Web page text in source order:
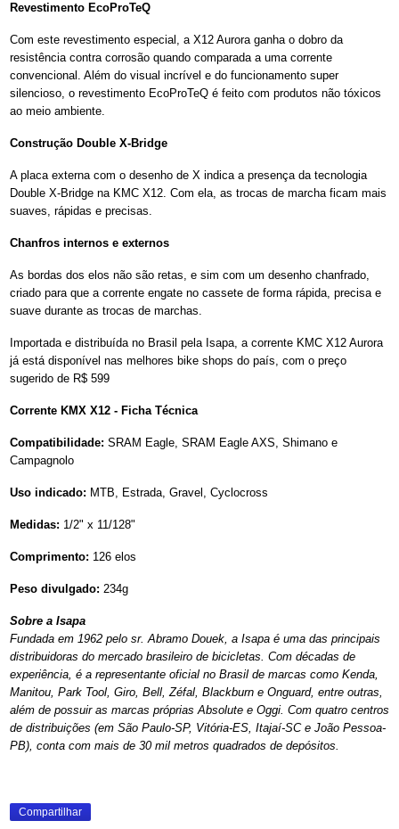
Revestimento EcoProTeQ
Com este revestimento especial, a X12 Aurora ganha o dobro da
resistência contra corrosão quando comparada a uma corrente
convencional. Além do visual incrível e do funcionamento super
silencioso, o revestimento EcoProTeQ é feito com produtos não tóxicos
ao meio ambiente.
Construção Double X-Bridge
A placa externa com o desenho de X indica a presença da tecnologia
Double X-Bridge na KMC X12. Com ela, as trocas de marcha ficam mais
suaves, rápidas e precisas.
Chanfros internos e externos
As bordas dos elos não são retas, e sim com um desenho chanfrado,
criado para que a corrente engate no cassete de forma rápida, precisa e
suave durante as trocas de marchas.
Importada e distribuída no Brasil pela Isapa, a corrente KMC X12 Aurora
já está disponível nas melhores bike shops do país, com o preço
sugerido de R$ 599
Corrente KMX X12 - Ficha Técnica
Compatibilidade: SRAM Eagle, SRAM Eagle AXS, Shimano e
Campagnolo
Uso indicado: MTB, Estrada, Gravel, Cyclocross
Medidas: 1/2" x 11/128"
Comprimento: 126 elos
Peso divulgado: 234g
Sobre a Isapa
Fundada em 1962 pelo sr. Abramo Douek, a Isapa é uma das principais
distribuidoras do mercado brasileiro de bicicletas. Com décadas de
experiência, é a representante oficial no Brasil de marcas como Kenda,
Manitou, Park Tool, Giro, Bell, Zéfal, Blackburn e Onguard, entre outras,
além de possuir as marcas próprias Absolute e Oggi. Com quatro centros
de distribuições (em São Paulo-SP, Vitória-ES, Itajaí-SC e João Pessoa-
PB), conta com mais de 30 mil metros quadrados de depósitos.
Compartilhar